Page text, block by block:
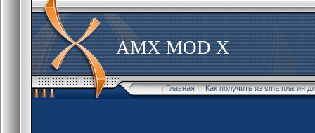
AMX MOD X
[Главная] [Как получить из sma плагин